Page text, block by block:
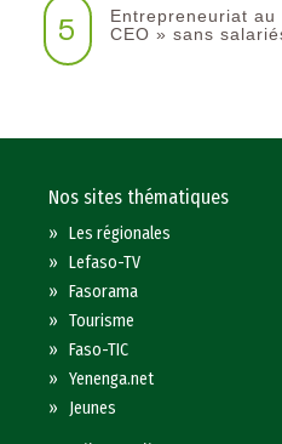
5
Entrepreneuriat au
CEO » sans
Nos sites thématiques
»Les régionales
»Lefaso-TV
»Fasorama
»Tourisme
»Faso-TIC
»Yenenga.net
» Jeunes